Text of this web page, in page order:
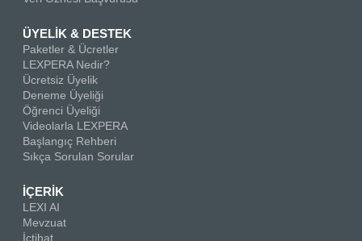
ÜYELİK & DESTEK
Paketler & Ücretler
LEXPERA Nedir?
Ücretsiz Üyelik
Deneme Üyeliği
Öğrenci Üyeliği
Videolarla LEXPERA
Başlangıç Rehberi
Sıkça Sorulan Sorular
İÇERİK
LEXI AI
Mevzuat
İçtihat